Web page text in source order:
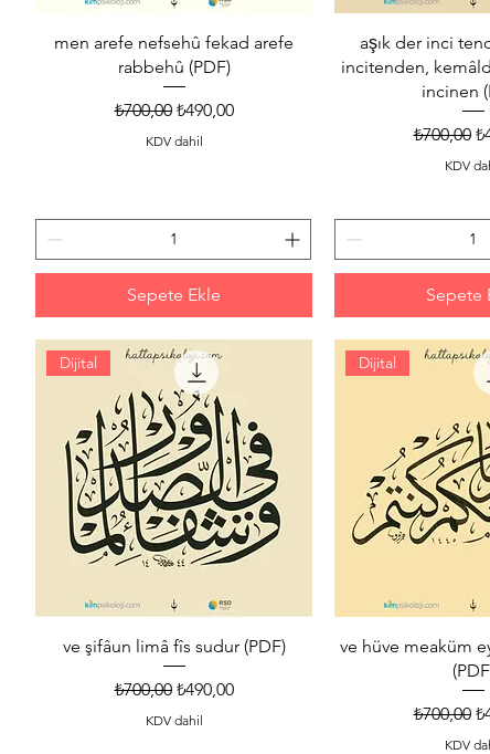
men arefe nefsehû fekad arefe
rabbehû (PDF)
Normal Fiyat
₺700,00 İndirimli Fiyat
₺490,00
KDV dahil
Sepete Ekle
aşık der inci
incitenden,
incinen
Normal
₺700,00
KDV
Sepete
Dijital
ve şifâun limâ fîs sudur (PDF)
Normal Fiyat
₺700,00 İndirimli Fiyat
₺490,00
KDV dahil
Dijital
ve hüve meaküm
Normal
₺700,00
KDV